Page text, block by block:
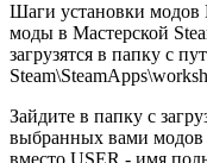
Шаги установки модов
моды в Мастерской
загрузятся в папку с
Зайдите в папку с
выбранных вами модов